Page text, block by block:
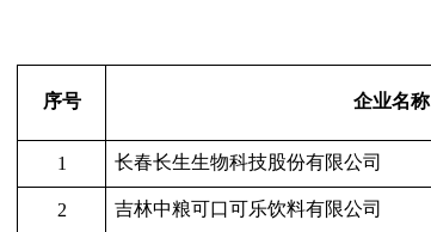
序号 企业名称
1 长春长生生物科技股份有限公司
2 吉林中粮可口可乐饮料有限公司